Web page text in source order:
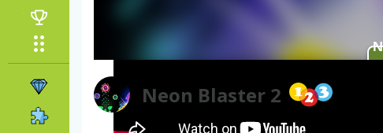
Neon Blaster 2
Videoposnetek igre